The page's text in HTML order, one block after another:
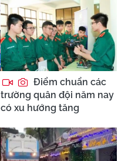
Điểm chuẩn các
trường quân đội năm nay
có xu hướng tăng